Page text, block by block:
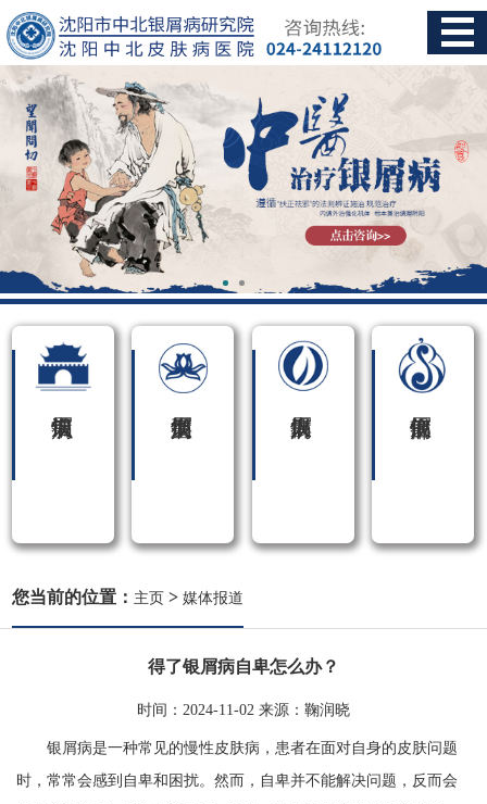
您当前的位置： 主页 >媒体报道
得了银屑病自卑怎么办？
时间： 2024-11-02 来源： 鞠润晓
银屑病是一种常见的慢性皮肤病，患者在面对自身的皮肤问题
时，常常会感到自卑和困扰。然而，自卑并不能解决问题，反而会